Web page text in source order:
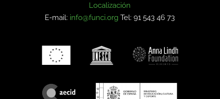
Localización
E-mail: info@funci.org Tel: 91 543 46 73